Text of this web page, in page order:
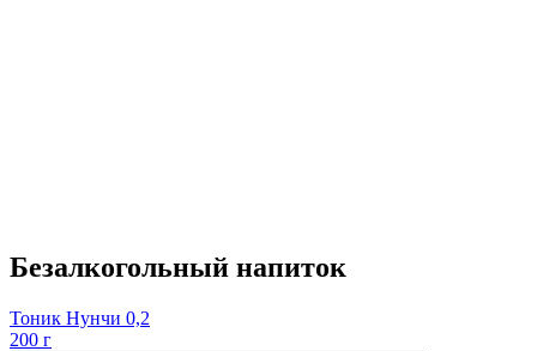
Безалкогольный напиток
Тоник Нунчи 0,2
200 г